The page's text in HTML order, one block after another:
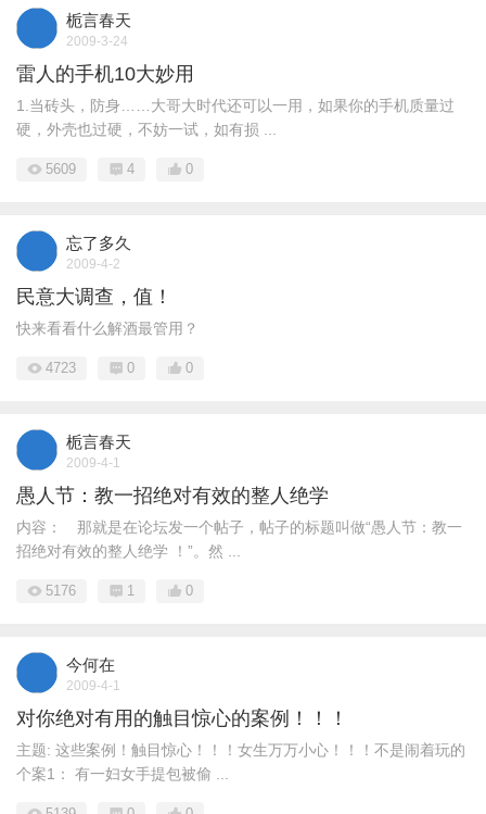
栀言春天
2009-3-24
雷人的手机10大妙用
1.当砖头，防身……大哥大时代还可以一用，如果你的手机质量过
硬，外壳也过硬，不妨一试，如有损 ...
5609 4 0
忘了多久
2009-4-2
民意大调查，值！
快来看看什么解酒最管用？
4723 0 0
栀言春天
2009-4-1
愚人节：教一招绝对有效的整人绝学
内容： 那就是在论坛发一个帖子，帖子的标题叫做“愚人节：教一
招绝对有效的整人绝学 ！”。然 ...
5176 1 0
今何在
2009-4-1
对你绝对有用的触目惊心的案例！！！
主题: 这些案例！触目惊心！！！女生万万小心！！！不是闹着玩的
个案1： 有一妇女手提包被偷 ...